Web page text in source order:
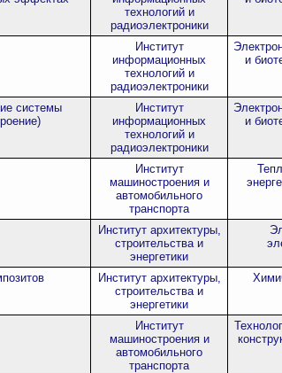
технологий и
радиоэлектроники
Институт
информационных
технологий и
радиоэлектроники
и
системы
Институт
информационных
технологий и
радиоэлектроники
и
Институт
машиностроения и
автомобильного
транспорта
Институт архитектуры,
строительства и
энергетики
Институт архитектуры,
строительства и
энергетики
Институт
машиностроения и
автомобильного
транспорта